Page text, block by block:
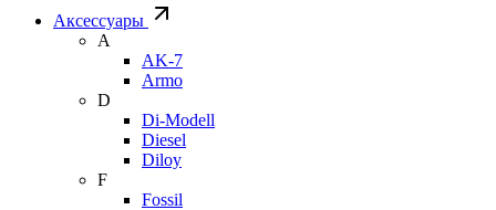
Аксессуары
A
AK-7
Armo
D
Di-Modell
Diesel
Diloy
F
Fossil